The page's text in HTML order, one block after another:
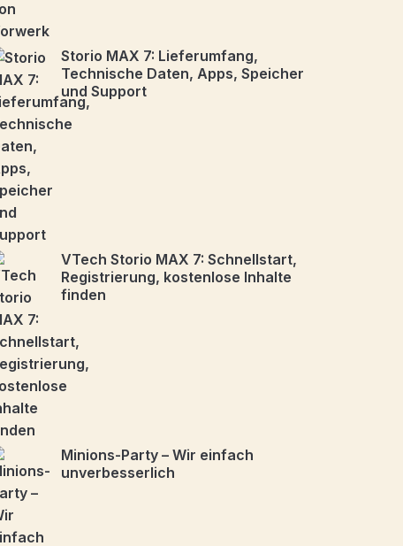
Storio MAX 7: Lieferumfang,
Technische Daten, Apps, Speicher
und Support
VTech Storio MAX 7: Schnellstart,
Registrierung, kostenlose Inhalte
finden
Minions-Party – Wir einfach
unverbesserlich